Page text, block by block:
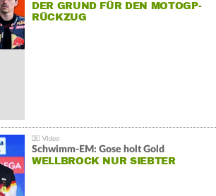
DER GRUND FÜR DEN MOTOGP-
RÜCKZUG
Schwimm-EM: Gose holt Gold
WELLBROCK NUR SIEBTER